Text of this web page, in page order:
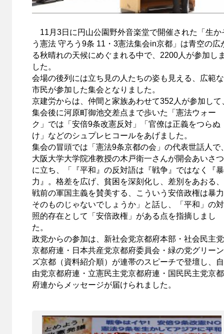
11月3日に円山公園野外音楽堂で開催された「生か
う憲法 守ろう9条 11・3憲法集会in京都」は青空の広
る秋晴れの天候にめぐまれる中で、2200人が参加し
した。
会場の後列には立ち見の人たちの姿も見える、広範な
市民が参加した集会となりました。
京建労からは、仲間と家族あわせて352人が参加して
集会後に河原町御池交差点まで歩いた「憲法ウォー
ク」では「安倍9条改憲反対」「官僚は正義をつらぬ
け」などのシュプレヒコールをあげました。
集会の冒頭では「憲法9条京都の会」の代表世話人で
大阪大学大学院准教授の木戸衛一さんが開会あいさつ
に立ち、「『平和』の反対語は『戦争』ではなく『暴
力』。格差を広げ、貧困を深刻化し、差別をあおる、
戦前の軍国主義を賛美する、こういう安倍政権は暴力
そのものじゃないでしょうか」と話し、「平和」の対
照的存在として「安倍政権」がある点を指摘しまし
た。
政党からの参加は、新社会党京都府本部・社会民主党
京都府連・日本共産党京都府委員会・緑の党グリーン
ズ京都（資料紹介順）が連帯のスピーチで登壇し、自
由党京都府連・立憲民主党京都府連・国民民主党京都
府連からメッセージが届けられました。